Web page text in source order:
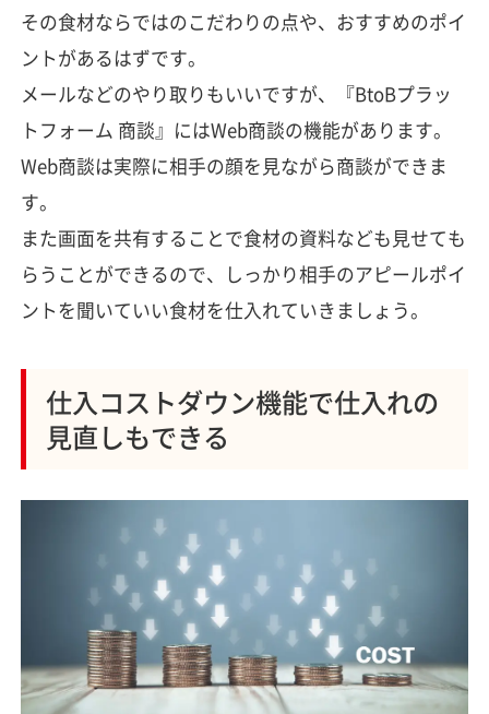
その食材ならではのこだわりの点や、おすすめのポイ
ントがあるはずです。
メールなどのやり取りもいいですが、『BtoBプラッ
トフォーム 商談』にはWeb商談の機能があります。
Web商談は実際に相手の顔を見ながら商談ができま
す。
また画面を共有することで食材の資料なども見せても
らうことができるので、しっかり相手のアピールポイ
ントを聞いていい食材を仕入れていきましょう。
仕入コストダウン機能で仕入れの
見直しもできる